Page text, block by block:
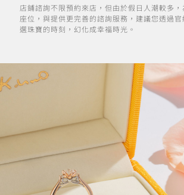
店鋪諮詢不限預約來店，但由於假日人潮較多
座位，與提供更完善的諮詢服務，建議您透過
選珠寶的時刻，幻化成幸福時光。